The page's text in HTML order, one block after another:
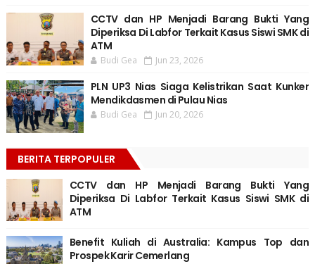
CCTV dan HP Menjadi Barang Bukti Yang
Diperiksa Di Labfor Terkait Kasus Siswi SMK di
ATM
Budi Gea Jun 23, 2026
PLN UP3 Nias Siaga Kelistrikan Saat Kunker
Mendikdasmen di Pulau Nias
Budi Gea Jun 20, 2026
BERITA TERPOPULER
CCTV dan HP Menjadi Barang Bukti Yang
Diperiksa Di Labfor Terkait Kasus Siswi SMK di
ATM
Benefit Kuliah di Australia: Kampus Top dan
Prospek Karir Cemerlang